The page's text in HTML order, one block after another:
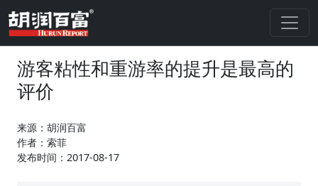
游客粘性和重游率的提升是最高的
评价
来源：胡润百富
作者：索菲
发布时间：2017-08-17